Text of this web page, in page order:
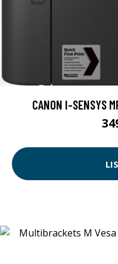
CANON I-SENSYS